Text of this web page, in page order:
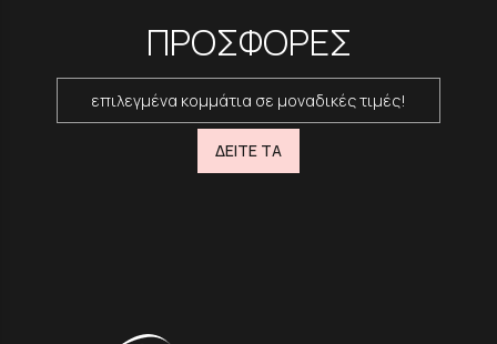
ΠΡΟΣΦΟΡΕΣ
επιλεγμένα κομμάτια σε μοναδικές τιμές!
ΔΕΙΤΕ ΤΑ